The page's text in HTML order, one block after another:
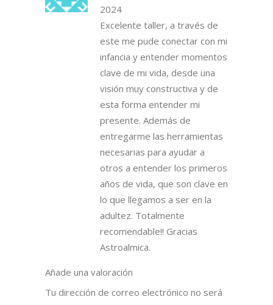
2024
Excelente taller, a través de
este me pude conectar con mi
infancia y entender momentos
clave de mi vida, desde una
visión muy constructiva y de
esta forma entender mi
presente. Además de
entregarme las herramientas
necesarias para ayudar a
otros a entender los primeros
años de vida, que son clave en
lo que llegamos a ser en la
adultez. Totalmente
recomendable!! Gracias
Astroalmica.
Añade una valoración
Tu dirección de correo electrónico no será